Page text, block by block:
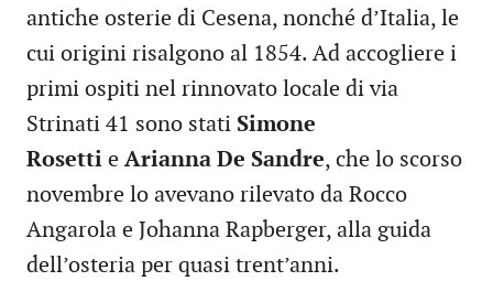
antiche osterie di Cesena, nonché d’Italia, le
cui origini risalgono al 1854. Ad accogliere i
primi ospiti nel rinnovato locale di via
Strinati 41 sono stati Simone
Rosetti e Arianna De Sandre, che lo scorso
novembre lo avevano rilevato da Rocco
Angarola e Johanna Rapberger, alla guida
dell’osteria per quasi trent’anni.